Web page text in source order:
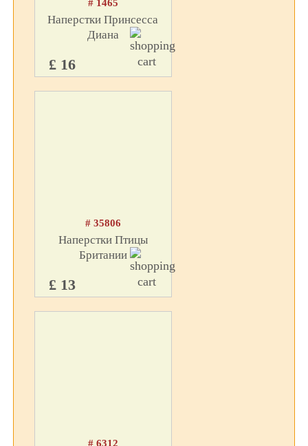
# 1465
Наперстки Принсесса
Диана
£ 16
# 35806
Наперстки Птицы
Британии
£ 13
# 6312